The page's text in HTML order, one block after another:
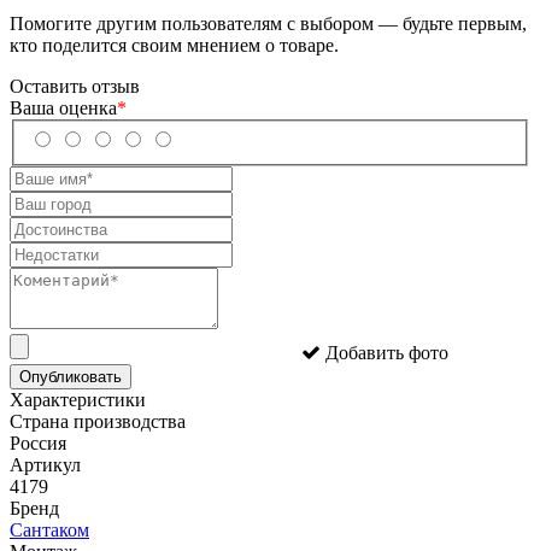
Помогите другим пользователям с выбором — будьте первым,
кто поделится своим мнением о товаре.
Оставить отзыв
Ваша оценка*
Добавить фото
Опубликовать
Характеристики
Страна производства
Россия
Артикул
4179
Бренд
Сантаком